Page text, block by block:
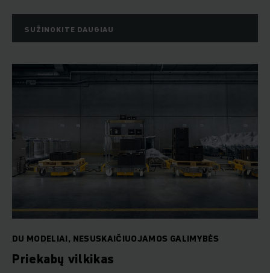
SUŽINOKITE DAUGIAU
DU MODELIAI, NESUSKAIČIUOJAMOS GALIMYBĖS
Priekabų vilkikas